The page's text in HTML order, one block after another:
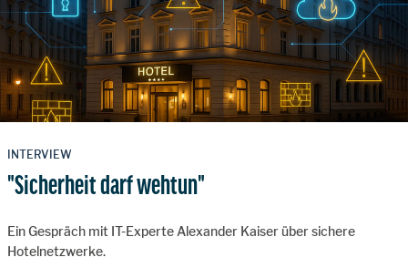
INTERVIEW
"Sicherheit darf wehtun"
Ein Gespräch mit IT-Experte Alexander Kaiser über sichere
Hotelnetzwerke.